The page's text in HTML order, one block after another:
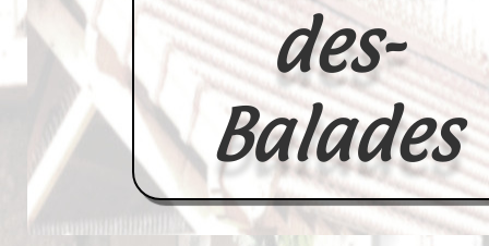
des-
Balades